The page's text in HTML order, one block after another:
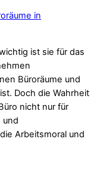
in
ist sie für das
Büroräume und
Doch die Wahrheit
nicht nur für
und
Arbeitsmoral und